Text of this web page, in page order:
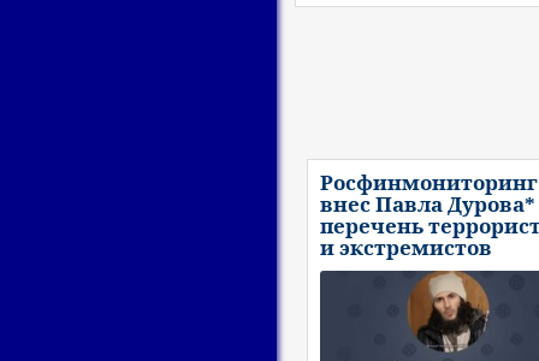
Росфинмониторинг
внес Павла
перечень
и экстремистов